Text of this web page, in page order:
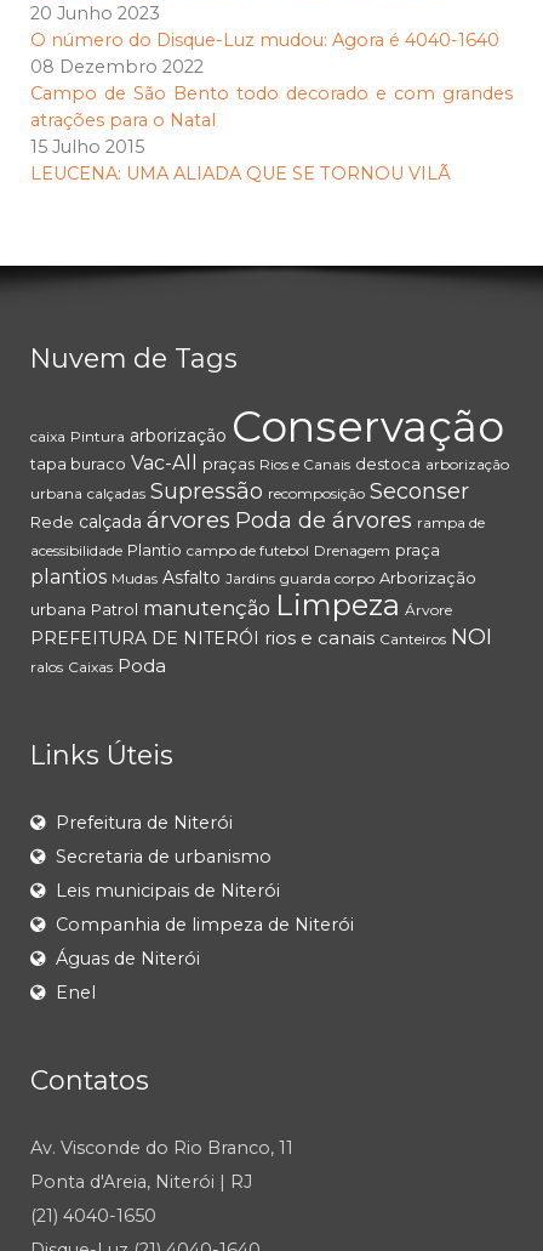
20 Junho 2023
O número do Disque-Luz mudou: Agora é 4040-1640
08 Dezembro 2022
Campo de São Bento todo decorado e com grandes
atrações para o Natal
15 Julho 2015
LEUCENA: UMA ALIADA QUE SE TORNOU VILÃ
Nuvem de Tags
caixa Pintura arborização Conservação
tapa buraco Vac-All praças Rios e Canais destoca arborização
urbana calçadas Supressão recomposição Seconser
Rede calçada árvores Poda de árvores rampa de
acessibilidade Plantio campo de futebol Drenagem praça
plantios Mudas Asfalto Jardins guarda corpo Arborização
urbana Patrol manutenção Limpeza Árvore
PREFEITURA DE NITERÓI rios e canais Canteiros NOI
ralos Caixas Poda
Links Úteis
Prefeitura de Niterói
Secretaria de urbanismo
Leis municipais de Niterói
Companhia de limpeza de Niterói
Águas de Niterói
Enel
Contatos
Av. Visconde do Rio Branco, 11
Ponta d'Areia, Niterói | RJ
(21) 4040-1650